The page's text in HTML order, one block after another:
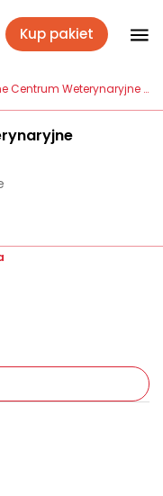
Kup pakiet
Specjalistyczne Centrum Weterynaryjne VETHOUSE